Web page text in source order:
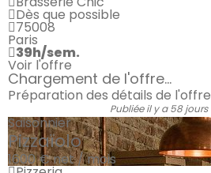
Dès que possible
75008
Paris
39h/sem.
Voir l'offre
Chargement de l'offre...
Préparation des détails de l'offre
Publiée il y a 58 jours
Saisonnier
Pizzaïolo
1600 €net / mois